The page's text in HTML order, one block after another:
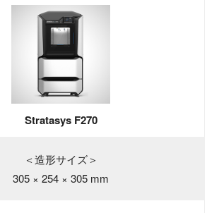
Stratasys F270
＜造形サイズ＞
305 × 254 × 305 mm